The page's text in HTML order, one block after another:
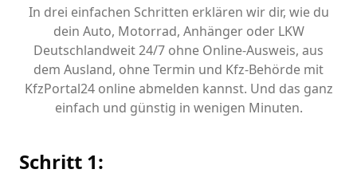
In drei einfachen Schritten erklären wir dir, wie du
dein Auto, Motorrad, Anhänger oder LKW
Deutschlandweit 24/7 ohne Online-Ausweis, aus
dem Ausland, ohne Termin und Kfz-Behörde mit
KfzPortal24 online abmelden kannst. Und das ganz
einfach und günstig in wenigen Minuten.
Schritt 1: